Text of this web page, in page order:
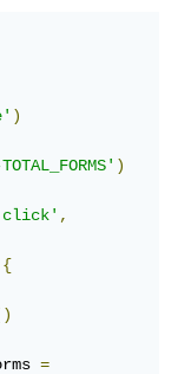
)
)
,
{
=